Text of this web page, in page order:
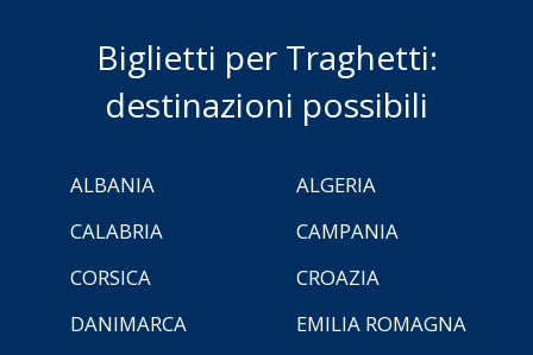
Biglietti per Traghetti:
destinazioni possibili
ALBANIA
ALGERIA
CALABRIA
CAMPANIA
CORSICA
CROAZIA
DANIMARCA
EMILIA ROMAGNA